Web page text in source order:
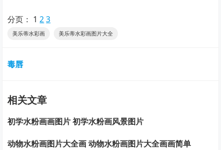
分页： 1 2 3
美乐蒂水彩画 美乐蒂水彩画图片大全
毒唇
相关文章
初学水粉画画图片 初学水粉画风景图片
动物水粉画图片大全画 动物水粉画图片大全画画简单